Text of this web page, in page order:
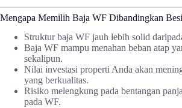
Mengapa Memilih Baja WF Dibandingkan
Struktur baja WF jauh lebih solid
Baja WF mampu menahan beban atap
sekalipun.
Nilai investasi properti Anda akan
yang berkualitas.
Risiko melengkung pada bentangan
pada WF.